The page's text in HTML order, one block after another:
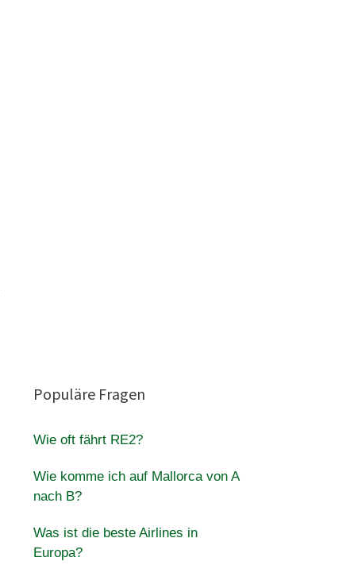
Populäre Fragen
Wie oft fährt RE2?
Wie komme ich auf Mallorca von A
nach B?
Was ist die beste Airlines in
Europa?